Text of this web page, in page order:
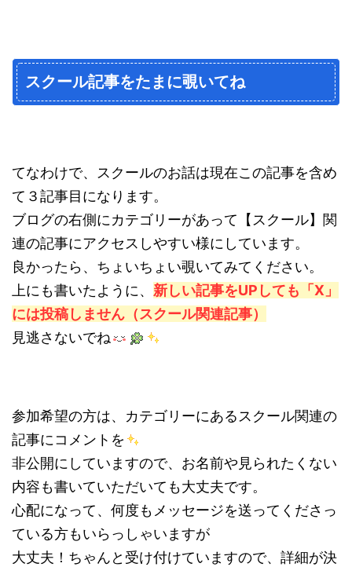
スクール記事をたまに覗いてね
てなわけで、スクールのお話は現在この記事を含め
て３記事目になります。
ブログの右側にカテゴリーがあって【スクール】関
連の記事にアクセスしやすい様にしています。
良かったら、ちょいちょい覗いてみてください。
上にも書いたように、 新しい記事をUPしても「X」
には投稿しません（スクール関連記事）
見逃さないでね
参加希望の方は、カテゴリーにあるスクール関連の
記事にコメントを
非公開にしていますので、お名前や見られたくない
内容も書いていただいても大丈夫です。
心配になって、何度もメッセージを送ってくださっ
ている方もいらっしゃいますが
大丈夫！ちゃんと受け付けていますので、詳細が決